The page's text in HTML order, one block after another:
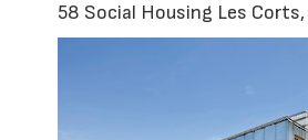
58 Social Housing Les